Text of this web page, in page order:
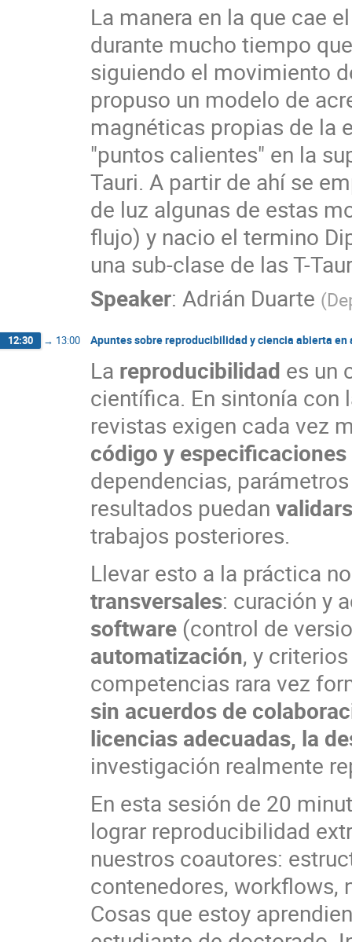
La manera en la que cae
durante mucho tiempo
siguiendo el movimiento
propuso un modelo de
magnéticas propias de la
"puntos calientes" en la
Tauri. A partir de ahí se
de luz algunas de estas
flujo) y nacio el termino
una sub-clase de las T-
Speaker: Adrián Duarte (
12:30 → 13:00 Apuntes sobre reproducibilidad y ciencia abierta en
La reproducibilidad es un
científica. En sintonía con
revistas exigen cada vez
código y
dependencias,
resultados puedan
trabajos posteriores.
Llevar esto a la práctica
transversales: curación y
software (control de
automatización, y
competencias rara vez
sin acuerdos de
licencias adecuadas, la
investigación realmente
En esta sesión de 20
lograr reproducibilidad
nuestros coautores:
contenedores, workflows,
Cosas que estoy